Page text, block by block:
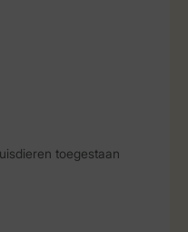
toegestaan